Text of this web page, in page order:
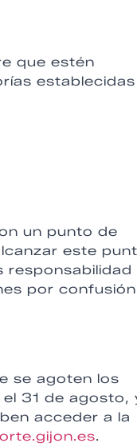
que estén
establecidas
un punto de
este
responsabilidad
por
se agoten los
31 de agosto,
acceder a la
.